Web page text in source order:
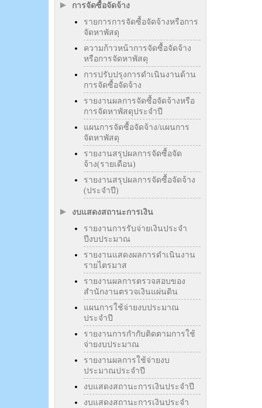
การจัดซื้อจัดจ้าง
รายการการจัดซื้อจัดจ้างหรือการ
จัดหาพัสดุ
ความก้าวหน้าการจัดซื้อจัดจ้าง
หรือการจัดหาพัสดุ
การปรับปรุงการดำเนินงานด้าน
การจัดซื้อจัดจ้าง
รายงานผลการจัดซื้อจัดจ้างหรือ
การจัดหาพัสดุประจำปี
แผนการจัดซื้อจัดจ้าง/แผนการ
จัดหาพัสดุ
รายงานสรุปผลการจัดซื้อจัด
จ้าง(รายเดือน)
รายงานสรุปผลการจัดซื้อจัดจ้าง
(ประจำปี)
งบแสดงสถานะการเงิน
รายงานการรับจ่ายเงินประจำ
ปีงบประมาณ
รายงานแสดงผลการดำเนินงาน
รายไตรมาส
รายงานผลการตรวจสอบของ
สำนักงานตรวจเงินแผ่นดิน
แผนการใช้จ่ายงบประมาณ
ประจำปี
รายงานการกำกับติดตามการใช้
จ่ายงบประมาณ
รายงานผลการใช้จ่ายงบ
ประมาณประจำปี
งบแสดงสถานะการเงินประจำปี
งบแสดงสถานะการเงินประจำ